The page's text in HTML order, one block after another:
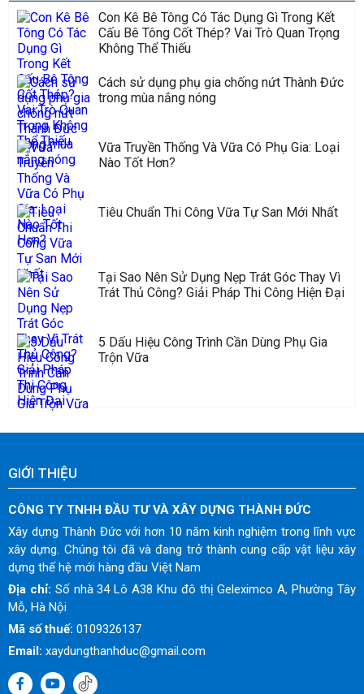
Con Kê Bê Tông Có Tác Dụng Gì Trong Kết
Cấu Bê Tông Cốt Thép? Vai Trò Quan Trọng
Không Thể Thiếu
Cách sử dụng phụ gia chống nứt Thành Đức
trong mùa nắng nóng
Vữa Truyền Thống Và Vữa Có Phụ Gia: Loại
Nào Tốt Hơn?
Tiêu Chuẩn Thi Công Vữa Tự San Mới Nhất
Tại Sao Nên Sử Dụng Nẹp Trát Góc Thay Vì
Trát Thủ Công? Giải Pháp Thi Công Hiện Đại
5 Dấu Hiệu Công Trình Cần Dùng Phụ Gia
Trộn Vữa
GIỚI THIỆU
CÔNG TY TNHH ĐẦU TƯ VÀ XÂY DỰNG THÀNH ĐỨC
Xây dựng Thành Đức với hơn 10 năm kinh nghiệm trong lĩnh vực
xây dựng. Chúng tôi đã và đang trở thành cung cấp vật liệu xây
dựng thế hệ mới hàng đầu Việt Nam
Địa chỉ: Số nhà 34 Lô A38 Khu đô thị Geleximco A, Phường Tây
Mỗ, Hà Nội
Mã số thuế: 0109326137
Email: xaydungthanhduc@gmail.com